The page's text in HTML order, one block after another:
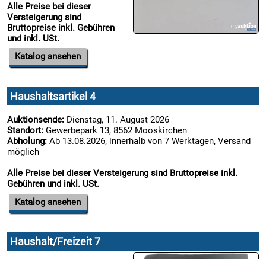
21.08:

21.08:


21.08:
Alle Preise bei dieser
Versteigerung sind
Bruttopreise inkl. Gebühren
und inkl. USt.
Katalog ansehen
Haushaltsartikel 4
Auktionsende: Dienstag, 11. August 2026
Standort: Gewerbepark 13, 8562 Mooskirchen
Abholung: Ab 13.08.2026, innerhalb von 7 Werktagen, Versand
möglich
Alle Preise bei dieser Versteigerung sind Bruttopreise inkl.
Gebühren und inkl. USt.
Katalog ansehen
Haushalt/Freizeit 7